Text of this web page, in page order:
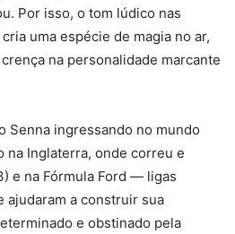
Por isso, o tom lúdico nas
uma espécie de magia no ar,
na personalidade marcante
Senna ingressando no mundo
Inglaterra, onde correu e
e na Fórmula Ford — ligas
ajudaram a construir sua
e obstinado pela